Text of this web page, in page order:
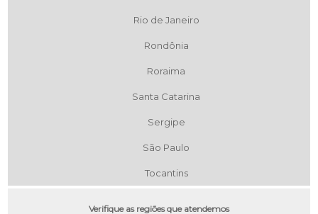
Rio de Janeiro
Rondônia
Roraima
Santa Catarina
Sergipe
São Paulo
Tocantins
Verifique as regiões que atendemos